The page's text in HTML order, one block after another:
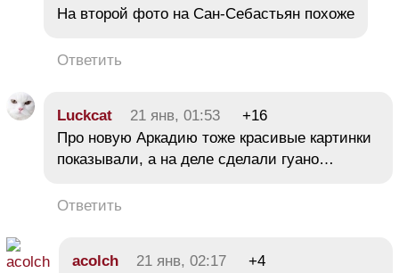
На второй фото на Сан-Себастьян похоже
Ответить
Luckcat 21 янв, 01:53
+16
Про новую Аркадию тоже красивые картинки
показывали, а на деле сделали гуано…
Ответить
acolch 21 янв, 02:17
+4